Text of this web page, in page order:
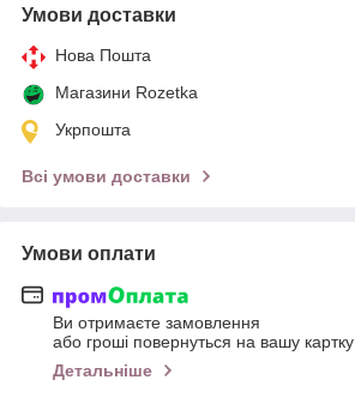
Умови доставки
Нова Пошта
Магазини Rozetka
Укрпошта
Всі умови доставки
Умови оплати
Ви отримаєте замовлення
або гроші повернуться на вашу картку
Детальніше